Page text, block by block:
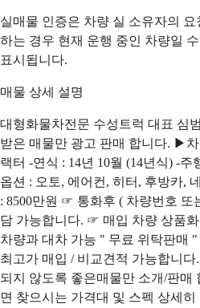
실매물 인증은 차량 실 소유자의
하는 경우 현재 운행 중인 차량일
표시됩니다.
매물 상세 설명
대형화물차전문 수성트럭 대표 심
받은 매물만 광고 판매 합니다. ▶
랙터 -연식 : 14년 10월 (14년식) -주
옵션 : 오토, 에어컨, 히터, 후방카,
: 8500만원 ☞ 통화후 ( 차량번호 또
담 가능합니다. ☞ 매입 차량 상품
차량과 대차 가능 " 무료 위탁판매
최고가 매입 / 비교견적 가능합니
되지 않도록 좋은매물만 소개/판매
면 찾으시는 가격대 및 스펙 상세